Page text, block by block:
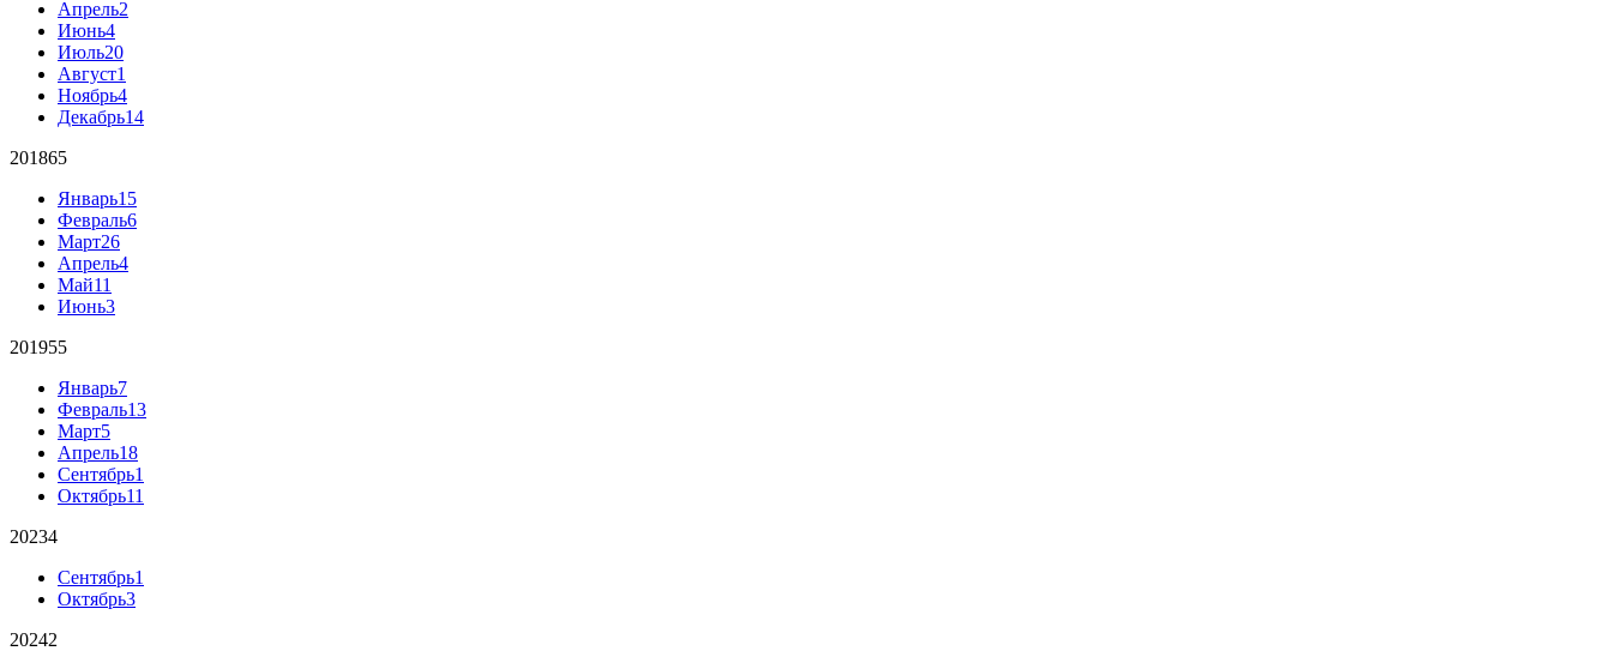
Апрель2
Июнь4
Июль20
Август1
Ноябрь4
Декабрь14
201865
Январь15
Февраль6
Март26
Апрель4
Май11
Июнь3
201955
Январь7
Февраль13
Март5
Апрель18
Сентябрь1
Октябрь11
20234
Сентябрь1
Октябрь3
20242